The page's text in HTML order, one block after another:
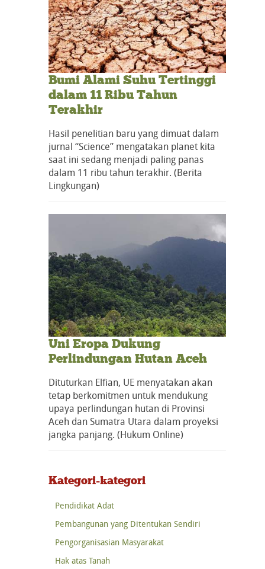
Bumi Alami Suhu Tertinggi
dalam 11 Ribu Tahun
Terakhir
Hasil penelitian baru yang dimuat dalam
jurnal “Science” mengatakan planet kita
saat ini sedang menjadi paling panas
dalam 11 ribu tahun terakhir. (Berita
Lingkungan)
Uni Eropa Dukung
Perlindungan Hutan Aceh
Dituturkan Elfian, UE menyatakan akan
tetap berkomitmen untuk mendukung
upaya perlindungan hutan di Provinsi
Aceh dan Sumatra Utara dalam proyeksi
jangka panjang. (Hukum Online)
Kategori-kategori
Pendidikat Adat
Pembangunan yang Ditentukan Sendiri
Pengorganisasian Masyarakat
Hak atas Tanah